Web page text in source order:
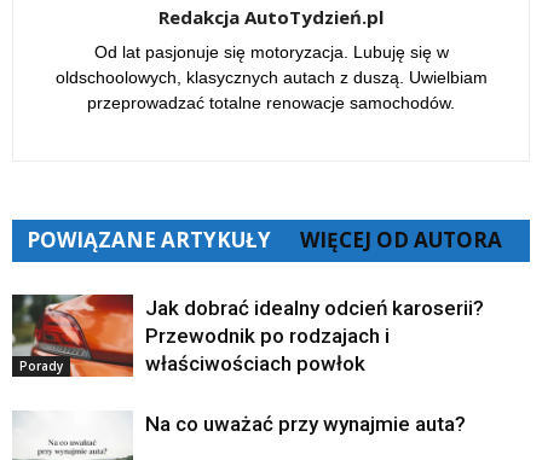
Redakcja AutoTydzień.pl
Od lat pasjonuje się motoryzacja. Lubuję się w
oldschoolowych, klasycznych autach z duszą. Uwielbiam
przeprowadzać totalne renowacje samochodów.
POWIĄZANE ARTYKUŁY WIĘCEJ OD AUTORA
Porady
Jak dobrać idealny odcień karoserii?
Przewodnik po rodzajach i
właściwościach powłok
Na co uważać przy wynajmie auta?